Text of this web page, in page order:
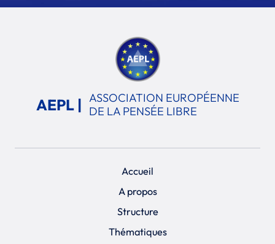
AEPL |
ASSOCIATION EUROPÉENNE
DE LA PENSÉE LIBRE
Accueil
A propos
Structure
Thématiques